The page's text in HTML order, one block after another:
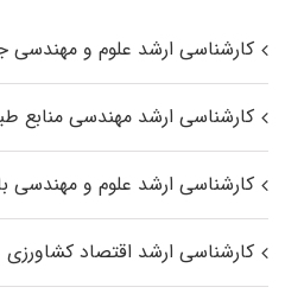
کارشناسی ارشد علوم و مهندسی
کارشناسی ارشد مهندسی منابع
کارشناسی ارشد علوم و مهندسی
کارشناسی ارشد اقتصاد کشاورزی